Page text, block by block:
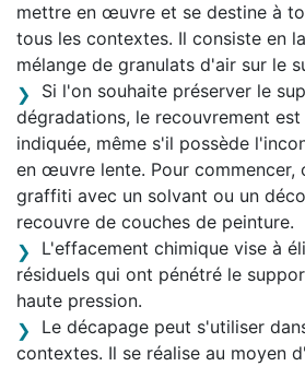
mettre en œuvre et se destine à
tous les contextes. Il consiste en
mélange de granulats d'air sur le
Si l'on souhaite préserver le
dégradations, le recouvrement
indiquée, même s'il possède
en œuvre lente. Pour commencer,
graffiti avec un solvant ou un
recouvre de couches de peinture.
L'effacement chimique vise à
résiduels qui ont pénétré le
haute pression.
Le décapage peut s'utiliser
contextes. Il se réalise au moyen